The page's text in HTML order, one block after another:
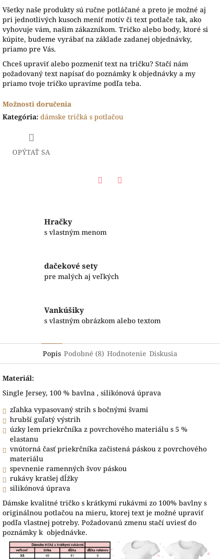
Všetky naše produkty sú ručne potláčané a preto je možné aj
pri jednotlivých kusoch meniť motív či text potlače tak, ako
vyhovuje vám, našim zákazníkom. Tričko alebo body, ktoré si
kúpite, budeme vyrábať na základe zadanej objednávky,
priamo pre Vás.
Chceš upraviť alebo pozmeniť text na tričku? Stačí nám
požadovaný text napísať do poznámky k objednávky a my
priamo tvoje tričko upravíme podľa teba.
Možnosti doručenia
Kategória: dámske tričká s potlačou
OPÝTAŤ SA
Hračky
s vlastným menom
dačekové sety
pre malých aj veľkých
Vankúšiky
s vlastným obrázkom alebo textom
Popis Podobné (8) Hodnotenie Diskusia
Materiál:
Single Jersey, 100 % bavlna , silikónová úprava
zľahka vypasovaný strih s bočnými švami
hrubší guľatý výstrih
úzky lem priekrčníka z povrchového materiálu s 5 %
elastanu
vnútorná časť priekrčníka začistená páskou z povrchového
materiálu
spevnenie ramenných švov páskou
rukávy kratšej dĺžky
silikónová úprava
Dámske kvalitné tričko s krátkymi rukávmi zo 100% bavlny s
originálnou potlačou na mieru, ktorej text je možné upraviť
podľa vlastnej potreby. Požadovanú zmenu stačí uviesť do
poznámky k objednávke.